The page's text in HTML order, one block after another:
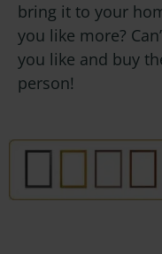
bring it to your
you like more?
you like and buy
person!